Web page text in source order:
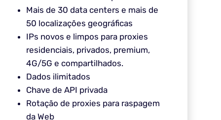
Mais de 30 data centers e mais de
50 localizações geográficas
IPs novos e limpos para proxies
residenciais, privados, premium,
4G/5G e compartilhados.
Dados ilimitados
Chave de API privada
Rotação de proxies para raspagem
da Web